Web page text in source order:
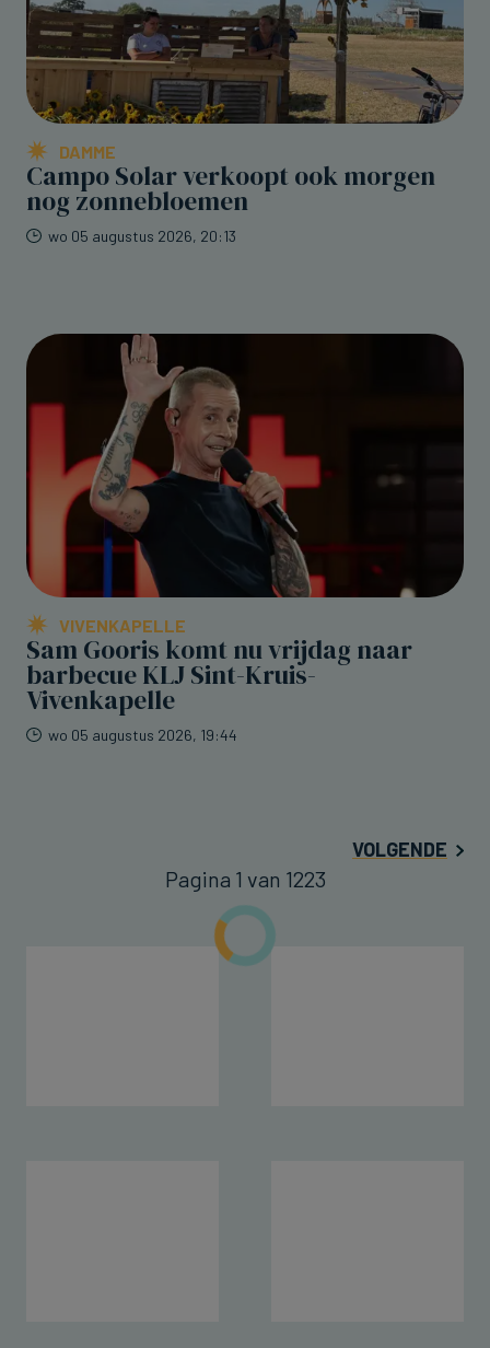
DAMME
Campo Solar verkoopt ook morgen
nog zonnebloemen
wo 05 augustus 2026, 20:13
VIVENKAPELLE
Sam Gooris komt nu vrijdag naar
barbecue KLJ Sint-Kruis-
Vivenkapelle
wo 05 augustus 2026, 19:44
VOLGENDE
Pagina 1 van 1223